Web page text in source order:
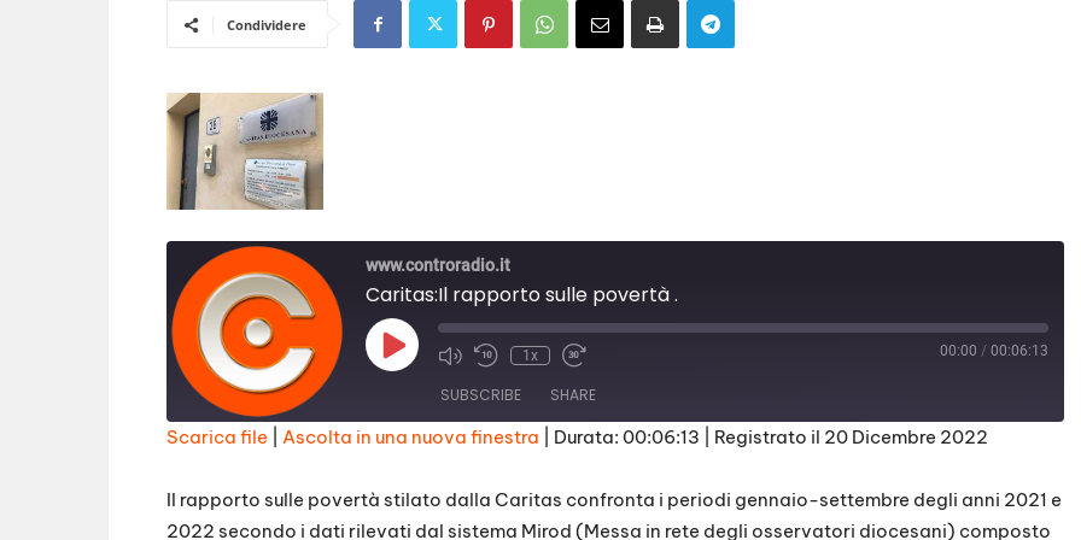
Condividere
www.controradio.it
Caritas:Il rapporto sulle povertà .
Play
Episode
1x 00:00 / 00:06:13
SUBSCRIBE SHARE
RSS FEED
LINK
Scarica file Ascolta in una nuova finestra Durata: 00:06:13 Registrato il 20 Dicembre 2022
Il rapporto sulle povertà stilato dalla Caritas confronta i periodi gennaio-settembre degli anni 2021 e
2022 secondo i dati rilevati dal sistema Mirod (Messa in rete degli osservatori diocesani) composto